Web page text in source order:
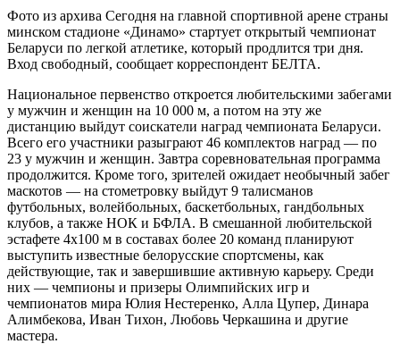
Фото из архива Сегодня на главной спортивной арене страны
минском стадионе «Динамо» стартует открытый чемпионат
Беларуси по легкой атлетике, который продлится три дня.
Вход свободный, сообщает корреспондент БЕЛТА.
Национальное первенство откроется любительскими забегами
у мужчин и женщин на 10 000 м, а потом на эту же
дистанцию выйдут соискатели наград чемпионата Беларуси.
Всего его участники разыграют 46 комплектов наград — по
23 у мужчин и женщин. Завтра соревновательная программа
продолжится. Кроме того, зрителей ожидает необычный забег
маскотов — на стометровку выйдут 9 талисманов
футбольных, волейбольных, баскетбольных, гандбольных
клубов, а также НОК и БФЛА. В смешанной любительской
эстафете 4х100 м в составах более 20 команд планируют
выступить известные белорусские спортсмены, как
действующие, так и завершившие активную карьеру. Среди
них — чемпионы и призеры Олимпийских игр и
чемпионатов мира Юлия Нестеренко, Алла Цупер, Динара
Алимбекова, Иван Тихон, Любовь Черкашина и другие
мастера.